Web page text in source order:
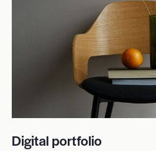
Digital portfolio